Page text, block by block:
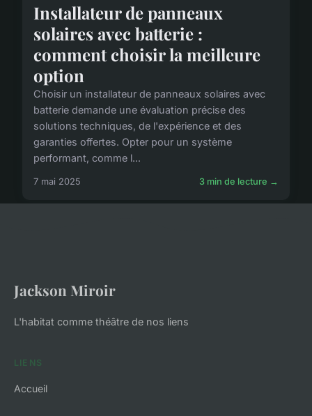
Installateur de panneaux
solaires avec batterie :
comment choisir la meilleure
option
Choisir un installateur de panneaux solaires avec
batterie demande une évaluation précise des
solutions techniques, de l'expérience et des
garanties offertes. Opter pour un système
performant, comme l...
7 mai 2025 3 min de lecture →
Jackson Miroir
L'habitat comme théâtre de nos liens
LIENS
Accueil